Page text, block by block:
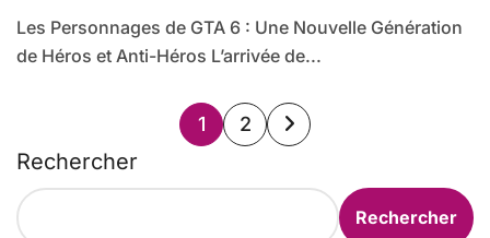
Les Personnages de GTA 6 : Une Nouvelle Génération
de Héros et Anti-Héros L’arrivée de...
Pagination
publications
1 2
Rechercher
Rechercher